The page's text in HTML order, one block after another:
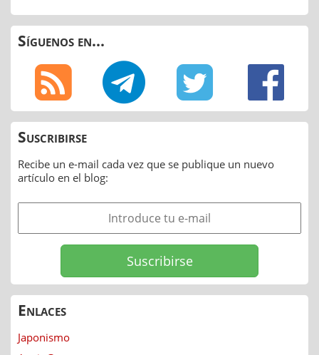
Síguenos en...
Suscribirse
Recibe un e-mail cada vez que se publique un nuevo
artículo en el blog:
Enlaces
Japonismo